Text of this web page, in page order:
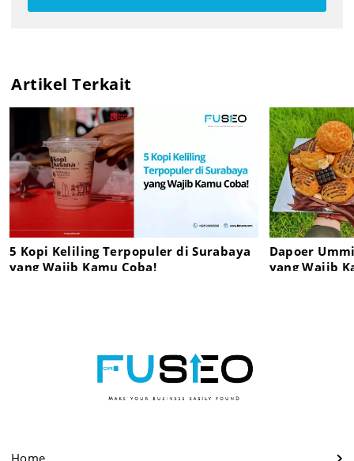
Artikel Terkait
5 Kopi Keliling Terpopuler di Surabaya
yang Wajib Kamu Coba!
Dapoer
yang Wajib